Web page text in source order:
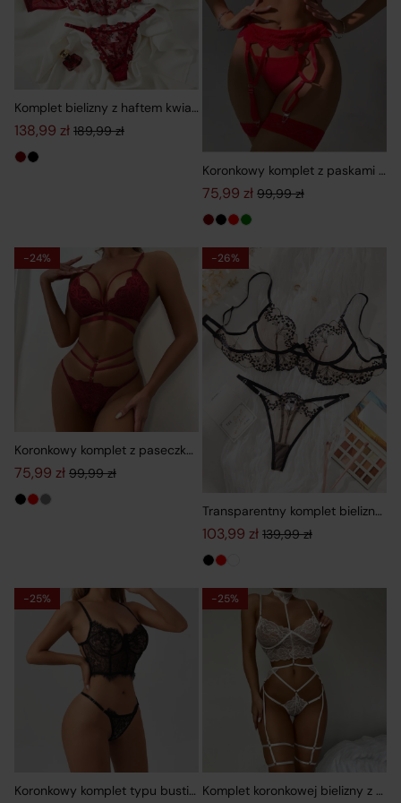
Komplet bielizny z haftem kwiatowym i transparentną siateczką
189,99zł
Pierwotna cena wynosiła: 189,99 zł.
138,99 zł
Aktualna cena wynosi: 138,99 zł.
Koronkowy komplet z paskami i
99,99zł
Pierwotna cena wynosiła:
75,99 zł
Aktualna cena wynosi: 75,99
-24%
Koronkowy komplet z paseczkami
99,99zł
Pierwotna cena wynosiła: 99,99 zł.
75,99 zł
Aktualna cena wynosi: 75,99 zł.
-26%
Transparentny komplet bielizny z
139,99zł
Pierwotna cena wynosiła:
103,99 zł
Aktualna cena wynosi: 103,99
-25%
Koronkowy komplet typu bustier z ozdobnymi paskami
-25%
Komplet koronkowej bielizny z